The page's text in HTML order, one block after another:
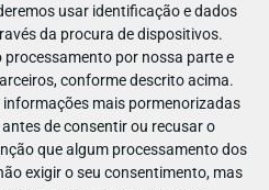
usar identificação e dados
da procura de dispositivos.
por nossa parte e
conforme descrito acima.
informações mais pormenorizadas
de consentir ou recusar o
que algum processamento dos
exigir o seu consentimento, mas
Saiba se há procedimentos
todos os profissionais conhecem
caso de acidente ou doença).
já testado, extintores
devidamente assinaladas.
relação das crianças e das